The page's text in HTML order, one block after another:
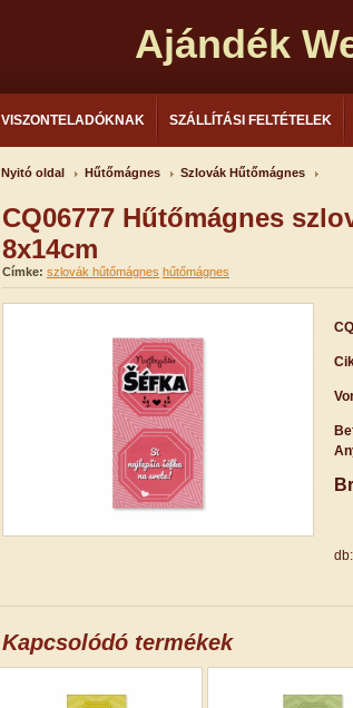
Ajándék
VISZONTELADÓKNAK SZÁLLÍTÁSI FELTÉTELEK
Nyitó oldal Hűtőmágnes Szlovák Hűtőmágnes
CQ06777 Hűtőmágnes
8x14cm
Címke: szlovák hűtőmágnes hűtőmágnes
db:
Kapcsolódó termékek